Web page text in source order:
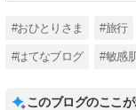
#おひとりさま #旅行
#はてなブログ #敏感
このブログのここ